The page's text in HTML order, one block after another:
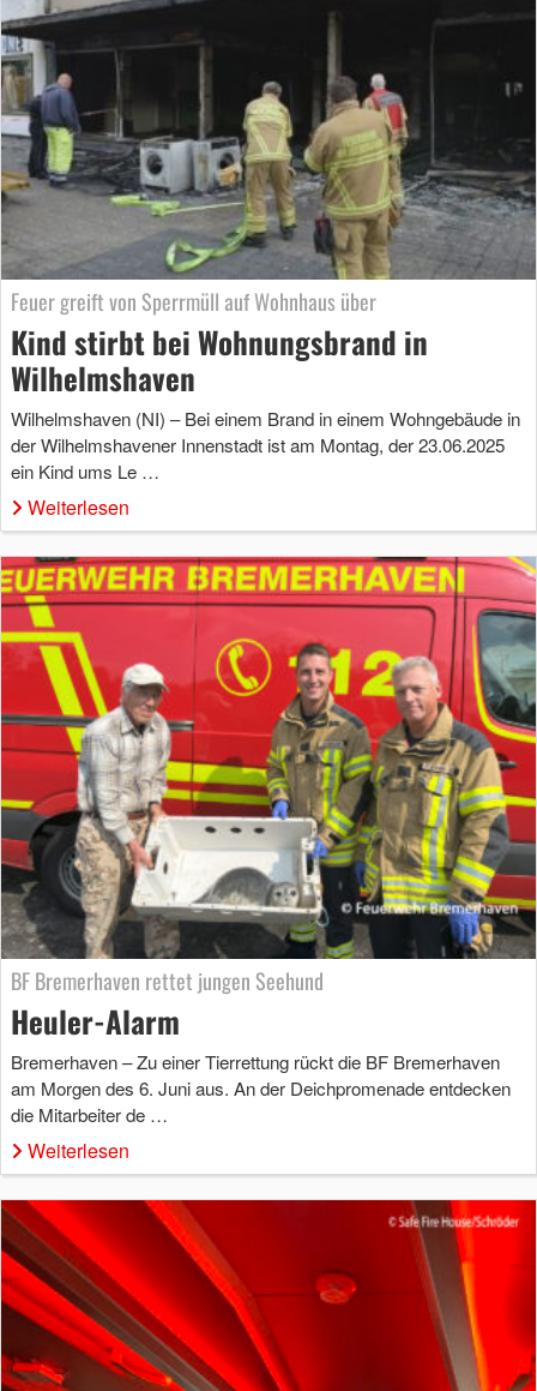
Feuer greift von Sperrmüll auf Wohnhaus über
Kind stirbt bei Wohnungsbrand in
Wilhelmshaven
Wilhelmshaven (NI) – Bei einem Brand in einem Wohngebäude in
der Wilhelmshavener Innenstadt ist am Montag, der 23.06.2025
ein Kind ums Le …
Weiterlesen
BF Bremerhaven rettet jungen Seehund
Heuler-Alarm
Bremerhaven – Zu einer Tierrettung rückt die BF Bremerhaven
am Morgen des 6. Juni aus. An der Deichpromenade entdecken
die Mitarbeiter de …
Weiterlesen